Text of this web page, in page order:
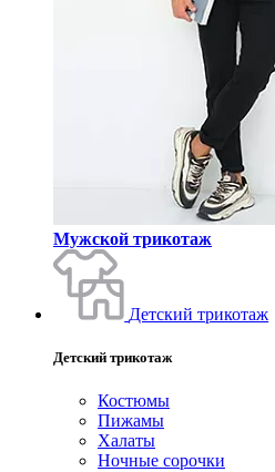
Мужской трикотаж
Детский трикотаж
Детский трикотаж
Костюмы
Пижамы
Халаты
Ночные сорочки